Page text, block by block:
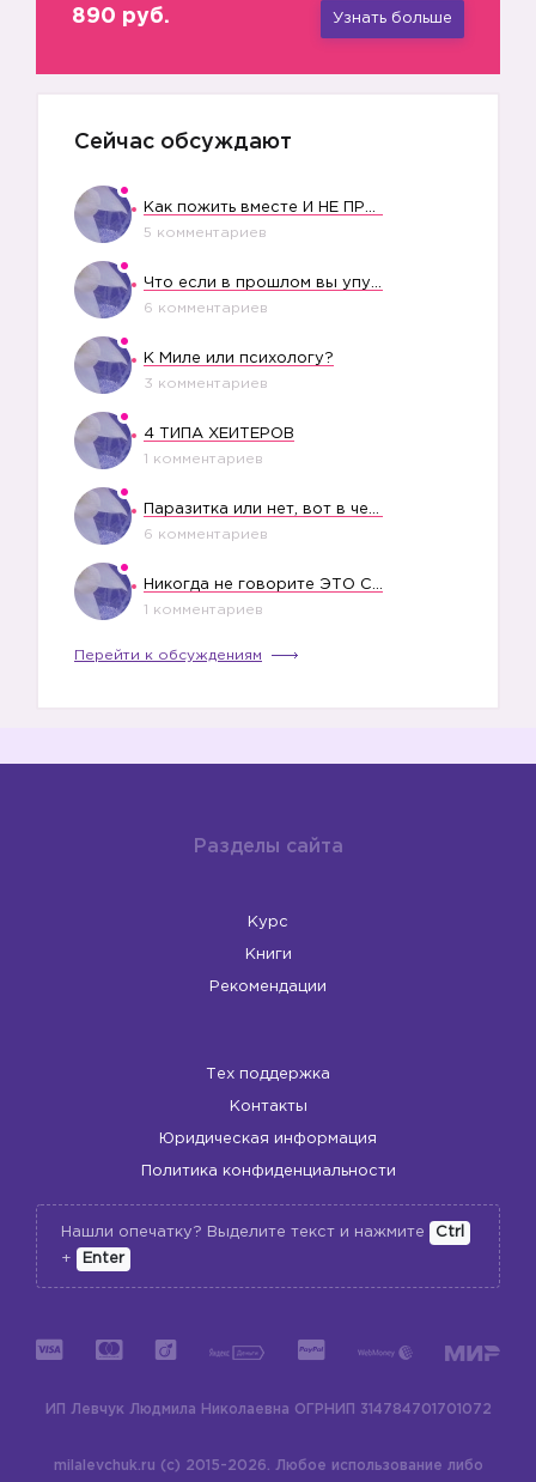
890 руб. Узнать больше
Сейчас обсуждают
Как пожить вместе И НЕ ПРОЛЕТЕТЬ СО СВАДЬБОЙ
5 комментариев
Что если в прошлом вы упустили свое счастье?
6 комментариев
К Миле или психологу?
3 комментариев
4 ТИПА ХЕЙТЕРОВ
1 комментариев
Паразитка или нет, вот в чем вопрос?
6 комментариев
Никогда не говорите ЭТО СВОЕМУ РЕБЕНКУ
1 комментариев
Перейти к обсуждениям
Разделы сайта
Курс
Книги
Рекомендации
Тех поддержка
Контакты
Юридическая информация
Политика конфиденциальности
Нашли опечатку? Выделите текст и нажмите
Ctrl
+
Enter
ИП Левчук Людмила Николаевна ОГРНИП 314784701701072
milalevchuk.ru (c) 2015-2026. Любое использование либо